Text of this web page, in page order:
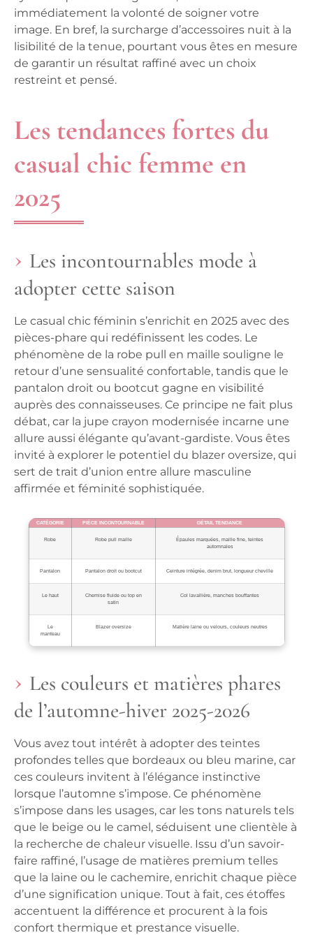
immédiatement la volonté de soigner votre
image. En bref, la surcharge d’accessoires nuit à la
lisibilité de la tenue, pourtant vous êtes en mesure
de garantir un résultat raffiné avec un choix
restreint et pensé.
Les tendances fortes du
casual chic femme en
2025
Les incontournables mode à
adopter cette saison
Le casual chic féminin s’enrichit en 2025 avec des
pièces-phare qui redéfinissent les codes. Le
phénomène de la robe pull en maille souligne le
retour d’une sensualité confortable, tandis que le
pantalon droit ou bootcut gagne en visibilité
auprès des connaisseuses. Ce principe ne fait plus
débat, car la jupe crayon modernisée incarne une
allure aussi élégante qu’avant-gardiste. Vous êtes
invité à explorer le potentiel du blazer oversize, qui
sert de trait d’union entre allure masculine
affirmée et féminité sophistiquée.
CATÉGORIE PIÈCE INCONTOURNABLE DÉTAIL TENDANCE
Robe Robe pull maille
Épaules marquées, maille fine, teintes
automnales
Pantalon Pantalon droit ou bootcut Ceinture intégrée, denim brut, longueur cheville
Le haut
Chemise fluide ou top en
satin
Col lavallière, manches bouffantes
Le
manteau
Blazer oversize Matière laine ou velours, couleurs neutres
Les couleurs et matières phares
de l’automne-hiver 2025-2026
Vous avez tout intérêt à adopter des teintes
profondes telles que bordeaux ou bleu marine, car
ces couleurs invitent à l’élégance instinctive
lorsque l’automne s’impose. Ce phénomène
s’impose dans les usages, car les tons naturels tels
que le beige ou le camel, séduisent une clientèle à
la recherche de chaleur visuelle. Issu d’un savoir-
faire raffiné, l’usage de matières premium telles
que la laine ou le cachemire, enrichit chaque pièce
d’une signification unique. Tout à fait, ces étoffes
accentuent la différence et procurent à la fois
confort thermique et prestance visuelle.